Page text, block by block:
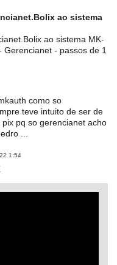
ao sistema
ao sistema MK-
- passos de 1
como so
teve intuito de ser de
pq so gerencianet acho
...
1:54